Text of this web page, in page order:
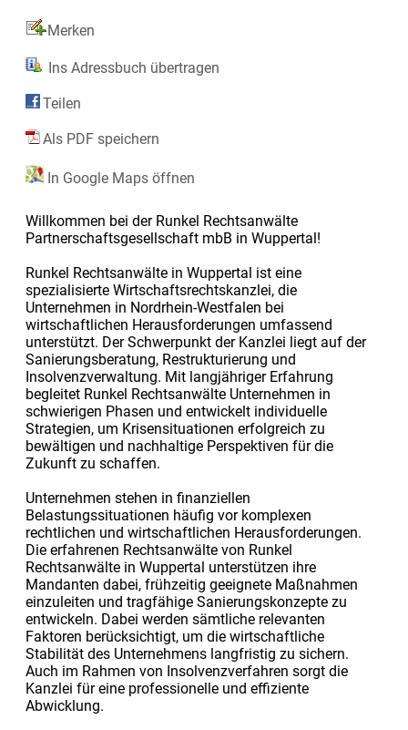
Merken
Ins Adressbuch übertragen
Teilen
Als PDF speichern
In Google Maps öffnen
Willkommen bei der Runkel Rechtsanwälte
Partnerschaftsgesellschaft mbB in Wuppertal!
Runkel Rechtsanwälte in Wuppertal ist eine
spezialisierte Wirtschaftsrechtskanzlei, die
Unternehmen in Nordrhein-Westfalen bei
wirtschaftlichen Herausforderungen umfassend
unterstützt. Der Schwerpunkt der Kanzlei liegt auf der
Sanierungsberatung, Restrukturierung und
Insolvenzverwaltung. Mit langjähriger Erfahrung
begleitet Runkel Rechtsanwälte Unternehmen in
schwierigen Phasen und entwickelt individuelle
Strategien, um Krisensituationen erfolgreich zu
bewältigen und nachhaltige Perspektiven für die
Zukunft zu schaffen.
Unternehmen stehen in finanziellen
Belastungssituationen häufig vor komplexen
rechtlichen und wirtschaftlichen Herausforderungen.
Die erfahrenen Rechtsanwälte von Runkel
Rechtsanwälte in Wuppertal unterstützen ihre
Mandanten dabei, frühzeitig geeignete Maßnahmen
einzuleiten und tragfähige Sanierungskonzepte zu
entwickeln. Dabei werden sämtliche relevanten
Faktoren berücksichtigt, um die wirtschaftliche
Stabilität des Unternehmens langfristig zu sichern.
Auch im Rahmen von Insolvenzverfahren sorgt die
Kanzlei für eine professionelle und effiziente
Abwicklung.